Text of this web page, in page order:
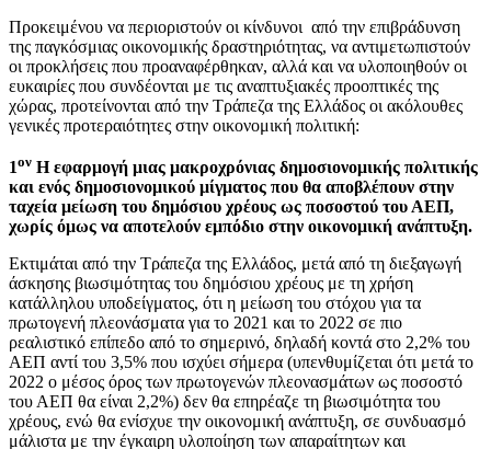
Προκειμένου να περιοριστούν οι κίνδυνοι από την επιβράδυνση
της παγκόσμιας οικονομικής δραστηριότητας, να αντιμετωπιστούν
οι προκλήσεις που προαναφέρθηκαν, αλλά και να υλοποιηθούν οι
ευκαιρίες που συνδέονται με τις αναπτυξιακές προοπτικές της
χώρας, προτείνονται από την Τράπεζα της Ελλάδος οι ακόλουθες
γενικές προτεραιότητες στην οικονομική πολιτική:
1ον Η εφαρμογή μιας μακροχρόνιας δημοσιονομικής πολιτικής
και ενός δημοσιονομικού μίγματος που θα αποβλέπουν στην
ταχεία μείωση του δημόσιου χρέους ως ποσοστού του ΑΕΠ,
χωρίς όμως να αποτελούν εμπόδιο στην οικονομική ανάπτυξη.
Εκτιμάται από την Τράπεζα της Ελλάδος, μετά από τη διεξαγωγή
άσκησης βιωσιμότητας του δημόσιου χρέους με τη χρήση
κατάλληλου υποδείγματος, ότι η μείωση του στόχου για τα
πρωτογενή πλεονάσματα για το 2021 και το 2022 σε πιο
ρεαλιστικό επίπεδο από το σημερινό, δηλαδή κοντά στο 2,2% του
ΑΕΠ αντί του 3,5% που ισχύει σήμερα (υπενθυμίζεται ότι μετά το
2022 ο μέσος όρος των πρωτογενών πλεονασμάτων ως ποσοστό
του ΑΕΠ θα είναι 2,2%) δεν θα επηρέαζε τη βιωσιμότητα του
χρέους, ενώ θα ενίσχυε την οικονομική ανάπτυξη, σε συνδυασμό
μάλιστα με την έγκαιρη υλοποίηση των απαραίτητων και